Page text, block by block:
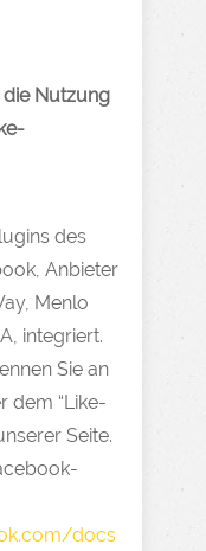
Nutzung
des
Anbieter
Menlo
integriert.
Sie an
dem “Like-
Seite.
docs